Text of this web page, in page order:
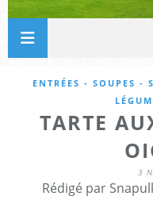
ENTRÉES - SOUPES -
TARTE
3
Rédigé par